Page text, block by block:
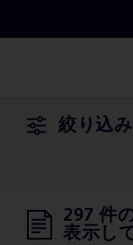
絞り込み
297 件
表示し